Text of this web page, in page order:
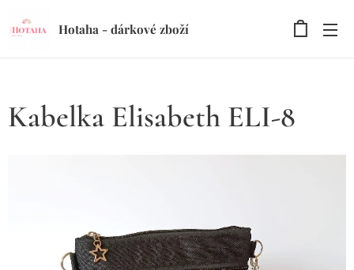
Hotaha - dárkové zboží
Kabelka Elisabeth ELI-8